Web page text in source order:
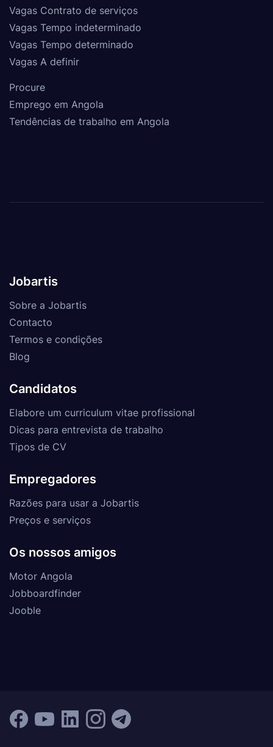
Vagas Contrato de serviços
Vagas Tempo indeterminado
Vagas Tempo determinado
Vagas A definir
Procure
Emprego em Angola
Tendências de trabalho em Angola
Jobartis
Sobre a Jobartis
Contacto
Termos e condições
Blog
Candidatos
Elabore um curriculum vitae profissional
Dicas para entrevista de trabalho
Tipos de CV
Empregadores
Razões para usar a Jobartis
Preços e serviços
Os nossos amigos
Motor Angola
Jobboardfinder
Jooble